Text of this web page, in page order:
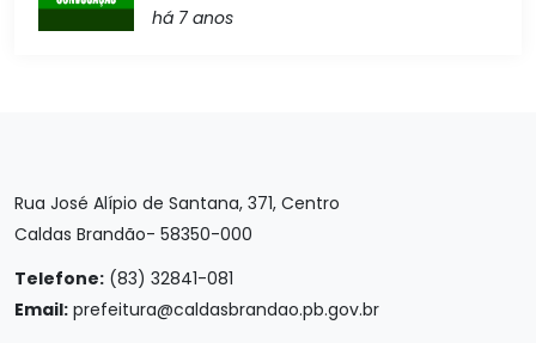
há 7 anos
Rua José Alípio de Santana, 371, Centro
Caldas Brandão- 58350-000
Telefone: (83) 32841-081
Email: prefeitura@caldasbrandao.pb.gov.br